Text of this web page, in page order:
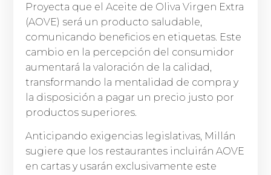
Proyecta que el Aceite de Oliva Virgen Extra
(AOVE) será un producto saludable,
comunicando beneficios en etiquetas. Este
cambio en la percepción del consumidor
aumentará la valoración de la calidad,
transformando la mentalidad de compra y
la disposición a pagar un precio justo por
productos superiores.
Anticipando exigencias legislativas, Millán
sugiere que los restaurantes incluirán AOVE
en cartas y usarán exclusivamente este